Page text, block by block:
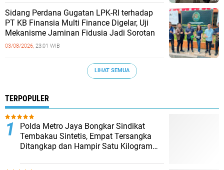
Sidang Perdana Gugatan LPK-RI terhadap
PT KB Finansia Multi Finance Digelar, Uji
Mekanisme Jaminan Fidusia Jadi Sorotan
03/08/2026, 23:01 WIB
LIHAT SEMUA
TERPOPULER
‎Polda Metro Jaya Bongkar Sindikat
Tembakau Sintetis, Empat Tersangka
Ditangkap dan Hampir Satu Kilogram